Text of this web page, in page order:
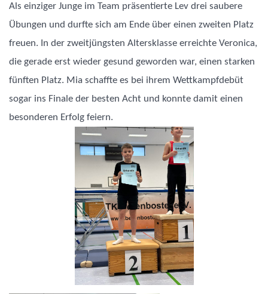
Als einziger Junge im Team präsentierte Lev drei saubere
Übungen und durfte sich am Ende über einen zweiten Platz
freuen. In der zweitjüngsten Altersklasse erreichte Veronica,
die gerade erst wieder gesund geworden war, einen starken
fünften Platz. Mia schaffte es bei ihrem Wettkampfdebüt
sogar ins Finale der besten Acht und konnte damit einen
besonderen Erfolg feiern.